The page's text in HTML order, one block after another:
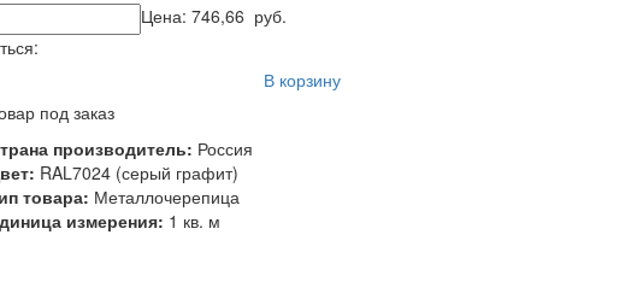
Цена:746,66 руб.
В корзину
под заказ
производитель: Россия
RAL7024 (серый графит)
товара: Металлочерепица
измерения: 1 кв. м